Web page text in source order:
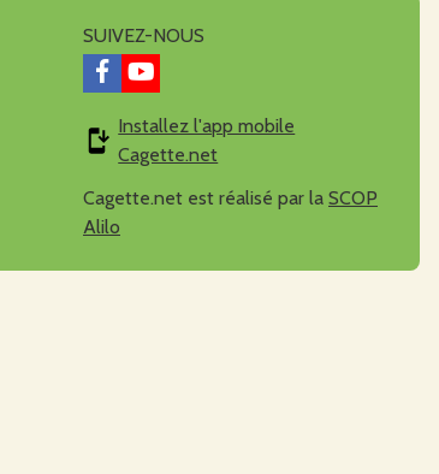
SUIVEZ-NOUS
Installez l'app mobile
Cagette.net
Cagette.net est réalisé par la SCOP
Alilo